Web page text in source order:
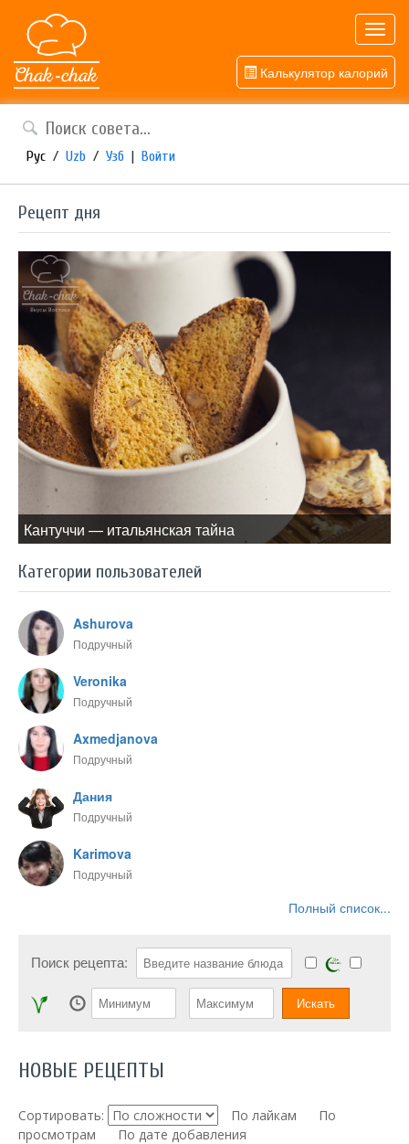
Калькулятор калорий
Рус / Uzb / Узб | Войти
Рецепт дня
Кантуччи — итальянская тайна
Категории пользователей
Ashurova
Подручный
Veronika
Подручный
Axmedjanova
Подручный
Дания
Подручный
Karimova
Подручный
Полный список...
Поиск рецепта:
НОВЫЕ РЕЦЕПТЫ
Сортировать: По лайкам
По
просмотрам
По дате добавления